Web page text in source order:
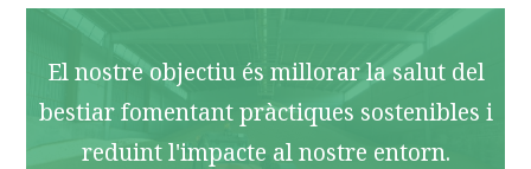
El nostre objectiu és millorar la salut del
bestiar fomentant pràctiques sostenibles i
reduint l'impacte al nostre entorn.